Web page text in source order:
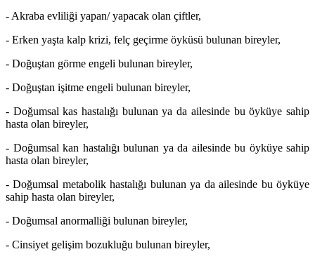
- Akraba evliliği yapan/ yapacak olan çiftler,
- Erken yaşta kalp krizi, felç geçirme öyküsü bulunan bireyler,
- Doğuştan görme engeli bulunan bireyler,
- Doğuştan işitme engeli bulunan bireyler,
- Doğumsal kas hastalığı bulunan ya da ailesinde bu öyküye sahip
hasta olan bireyler,
- Doğumsal kan hastalığı bulunan ya da ailesinde bu öyküye sahip
hasta olan bireyler,
- Doğumsal metabolik hastalığı bulunan ya da ailesinde bu öyküye
sahip hasta olan bireyler,
- Doğumsal anormalliği bulunan bireyler,
- Cinsiyet gelişim bozukluğu bulunan bireyler,